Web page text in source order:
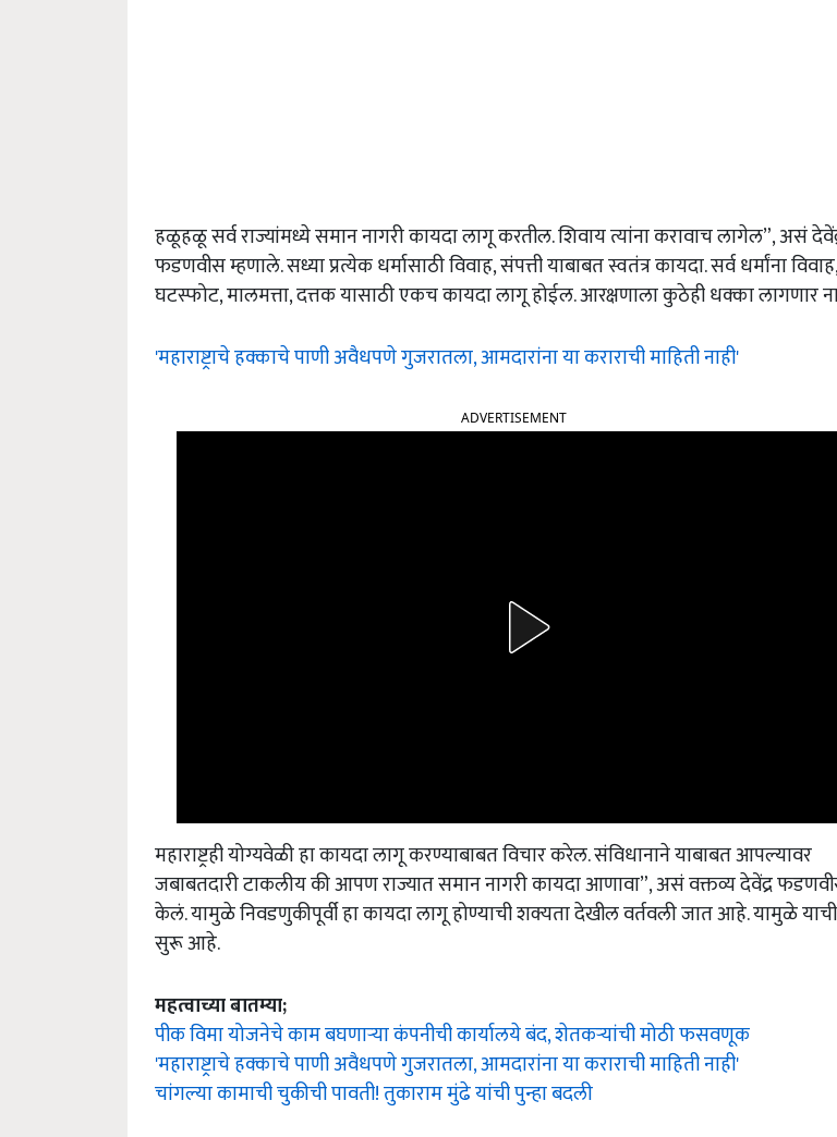
हळूहळू सर्व राज्यांमध्ये समान नागरी कायदा लागू करतील. शिवाय त्यांना करावाच लागेल”, असं
फडणवीस म्हणाले. सध्या प्रत्येक धर्मासाठी विवाह, संपत्ती याबाबत स्वतंत्र कायदा. सर्व धर्मांना विवाह,
घटस्फोट, मालमत्ता, दत्तक यासाठी एकच कायदा लागू होईल. आरक्षणाला कुठेही धक्का लागणार
'महाराष्ट्राचे हक्काचे पाणी अवैधपणे गुजरातला, आमदारांना या कराराची माहिती नाही'
ADVERTISEMENT
महाराष्ट्रही योग्यवेळी हा कायदा लागू करण्याबाबत विचार करेल. संविधानाने याबाबत आपल्यावर
जबाबतदारी टाकलीय की आपण राज्यात समान नागरी कायदा आणावा”, असं वक्तव्य देवेंद्र
केलं. यामुळे निवडणुकीपूर्वी हा कायदा लागू होण्याची शक्यता देखील वर्तवली जात आहे. यामुळे याची
सुरू आहे.
महत्वाच्या बातम्या;
पीक विमा योजनेचे काम बघणाऱ्या कंपनीची कार्यालये बंद, शेतकऱ्यांची मोठी फसवणूक
'महाराष्ट्राचे हक्काचे पाणी अवैधपणे गुजरातला, आमदारांना या कराराची माहिती नाही'
चांगल्या कामाची चुकीची पावती! तुकाराम मुंढे यांची पुन्हा बदली